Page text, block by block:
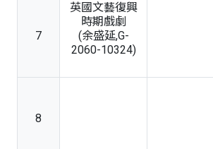
7
英國文藝復興
時期戲劇
(余盛延,G-
2060-10324)
8